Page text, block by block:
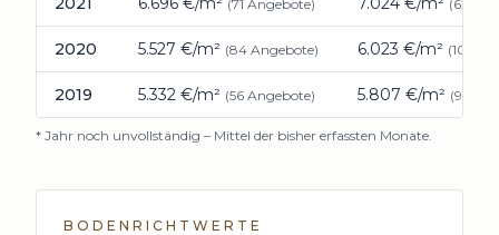
(71 Angebote) (62
2020 5.527 €/m² (84 Angebote) 6.023 €/m² (102
2019 5.332 €/m² (56 Angebote) 5.807 €/m² (98
* Jahr noch unvollständig – Mittel der bisher erfassten Monate.
BODENRICHTWERTE